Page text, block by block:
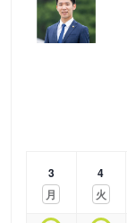
3
月
4
火